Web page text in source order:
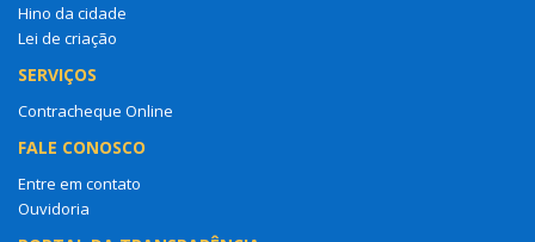
Hino da cidade
Lei de criação
SERVIÇOS
Contracheque Online
FALE CONOSCO
Entre em contato
Ouvidoria